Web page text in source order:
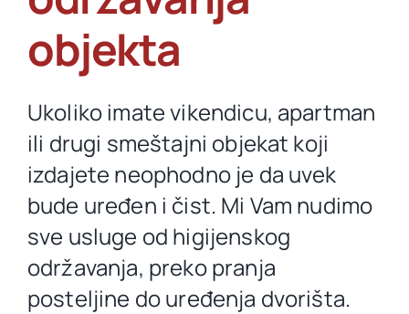
objekta
Ukoliko imate vikendicu, apartman
ili drugi smeštajni objekat koji
izdajete neophodno je da uvek
bude uređen i čist. Mi Vam nudimo
sve usluge od higijenskog
održavanja, preko pranja
posteljine do uređenja dvorišta.